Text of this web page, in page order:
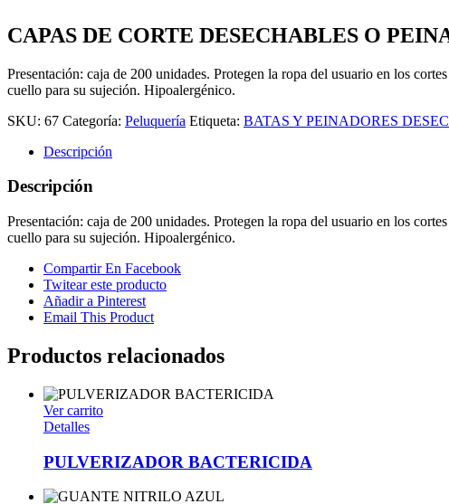
CAPAS DE CORTE DESECHABLES O
Presentación: caja de 200 unidades. Protegen la ropa del usuario en los
cuello para su sujeción. Hipoalergénico.
SKU: 67 Categoría: Peluquería Etiqueta: BATAS Y PEINADORES
Descripción
Descripción
Presentación: caja de 200 unidades. Protegen la ropa del usuario en los
cuello para su sujeción. Hipoalergénico.
Compartir En Facebook
Twitear este producto
Añadir a Pinterest
Email This Product
Productos relacionados
Ver carrito
Detalles
PULVERIZADOR BACTERICIDA